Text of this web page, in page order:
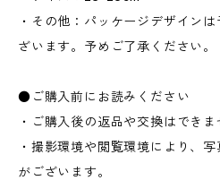
・その他：パッケージデザイン
ざいます。予めご了承ください。
●ご購入前にお読みください
・ご購入後の返品や交換はできま
・撮影環境や閲覧環境により、
がございます。